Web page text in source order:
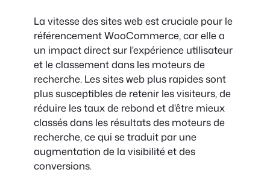
La vitesse des sites web est cruciale pour le
référencement WooCommerce, car elle a
un impact direct sur l'expérience utilisateur
et le classement dans les moteurs de
recherche. Les sites web plus rapides sont
plus susceptibles de retenir les visiteurs, de
réduire les taux de rebond et d'être mieux
classés dans les résultats des moteurs de
recherche, ce qui se traduit par une
augmentation de la visibilité et des
conversions.